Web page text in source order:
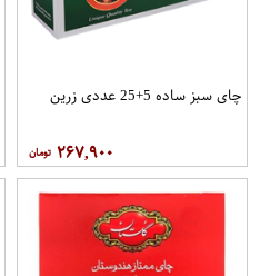
چای سبز ساده 5+25 عددی زرین
۲۶۷,۹۰۰